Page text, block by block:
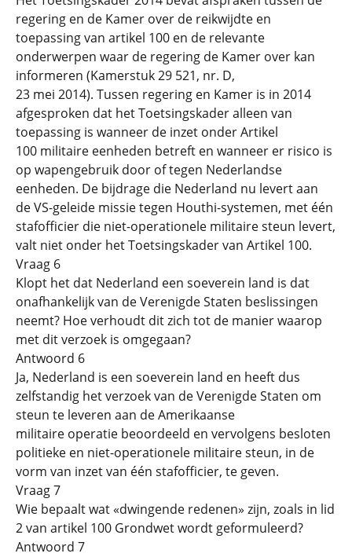
regering en de Kamer over de reikwijdte en
toepassing van artikel 100 en de relevante
onderwerpen waar de regering de Kamer over kan
informeren (Kamerstuk 29 521, nr. D,
23 mei 2014). Tussen regering en Kamer is in 2014
afgesproken dat het Toetsingskader alleen van
toepassing is wanneer de inzet onder Artikel
100 militaire eenheden betreft en wanneer er risico is
op wapengebruik door of tegen Nederlandse
eenheden. De bijdrage die Nederland nu levert aan
de VS-geleide missie tegen Houthi-systemen, met één
stafofficier die niet-operationele militaire steun levert,
valt niet onder het Toetsingskader van Artikel 100.
Vraag 6
Klopt het dat Nederland een soeverein land is dat
onafhankelijk van de Verenigde Staten beslissingen
neemt? Hoe verhoudt dit zich tot de manier waarop
met dit verzoek is omgegaan?
Antwoord 6
Ja, Nederland is een soeverein land en heeft dus
zelfstandig het verzoek van de Verenigde Staten om
steun te leveren aan de Amerikaanse
militaire operatie beoordeeld en vervolgens besloten
politieke en niet-operationele militaire steun, in de
vorm van inzet van één stafofficier, te geven.
Vraag 7
Wie bepaalt wat «dwingende redenen» zijn, zoals in lid
2 van artikel 100 Grondwet wordt geformuleerd?
Antwoord 7